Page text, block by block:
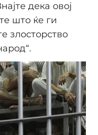
дека овој
што ќе ги
злосторство